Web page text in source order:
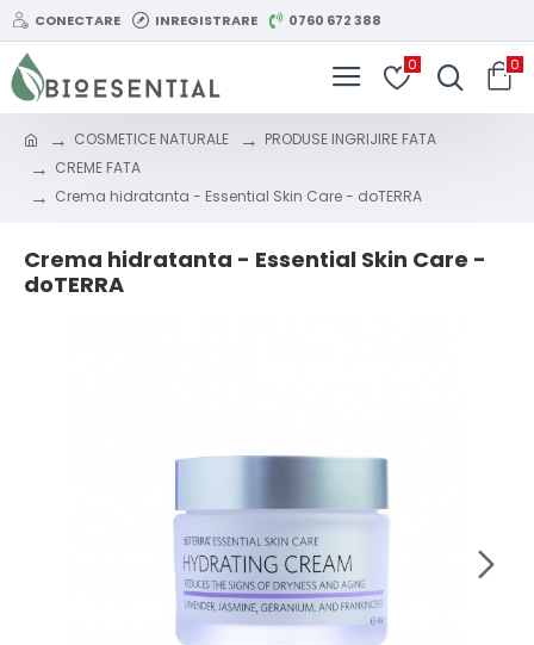
CONECTARE INREGISTRARE 0760 672 388
0 0
COSMETICE NATURALE
PRODUSE INGRIJIRE FATA
CREME FATA
Crema hidratanta - Essential Skin Care - doTERRA
Crema hidratanta - Essential Skin Care -
doTERRA